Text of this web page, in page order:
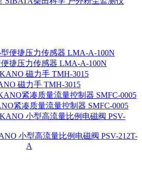
捷压力传感器 LMA-A-100N
磁力手 TMH-3015
紧凑质量流量控制器 SMFC-0005
小型高流量比例电磁阀 PSV-212T-
A